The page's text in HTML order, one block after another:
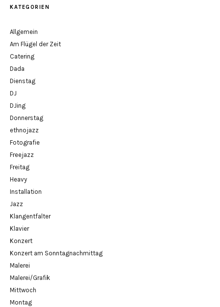
KATEGORIEN
Allgemein
Am Flügel der Zeit
Catering
Dada
Dienstag
DJ
DJing
Donnerstag
ethnojazz
Fotografie
Freejazz
Freitag
Heavy
Installation
Jazz
Klangentfalter
Klavier
Konzert
Konzert am Sonntagnachmittag
Malerei
Malerei/Grafik
Mittwoch
Montag